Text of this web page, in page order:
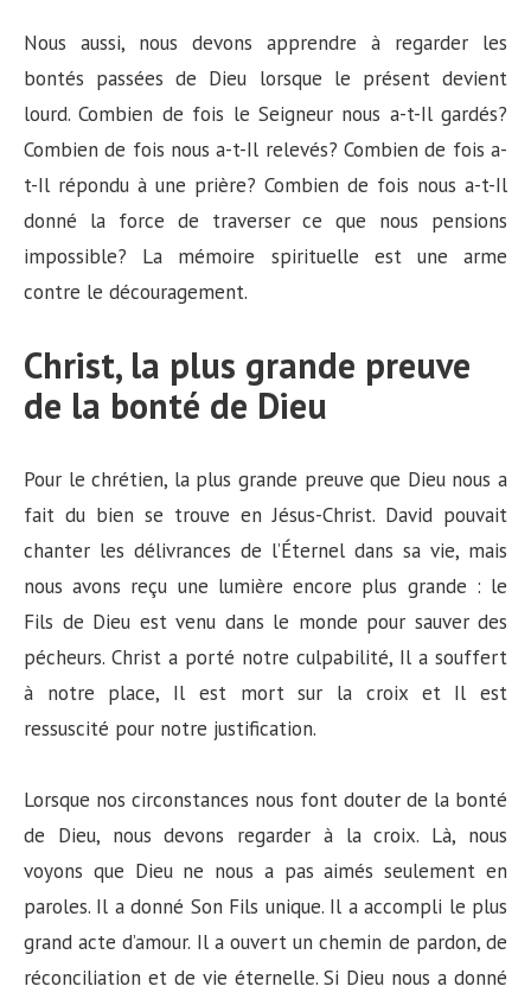
Nous aussi, nous devons apprendre à regarder les
bontés passées de Dieu lorsque le présent devient
lourd. Combien de fois le Seigneur nous a-t-Il gardés?
Combien de fois nous a-t-Il relevés? Combien de fois a-
t-Il répondu à une prière? Combien de fois nous a-t-Il
donné la force de traverser ce que nous pensions
impossible? La mémoire spirituelle est une arme
contre le découragement.
Christ, la plus grande preuve
de la bonté de Dieu
Pour le chrétien, la plus grande preuve que Dieu nous a
fait du bien se trouve en Jésus-Christ. David pouvait
chanter les délivrances de l’Éternel dans sa vie, mais
nous avons reçu une lumière encore plus grande : le
Fils de Dieu est venu dans le monde pour sauver des
pécheurs. Christ a porté notre culpabilité, Il a souffert
à notre place, Il est mort sur la croix et Il est
ressuscité pour notre justification.
Lorsque nos circonstances nous font douter de la bonté
de Dieu, nous devons regarder à la croix. Là, nous
voyons que Dieu ne nous a pas aimés seulement en
paroles. Il a donné Son Fils unique. Il a accompli le plus
grand acte d’amour. Il a ouvert un chemin de pardon, de
réconciliation et de vie éternelle. Si Dieu nous a donné